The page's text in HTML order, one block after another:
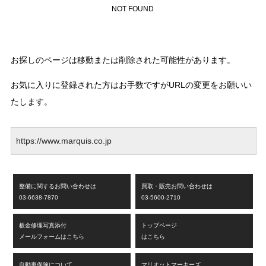
NOT FOUND
お探しのページは移動または削除された可能性があります。
お気に入りに登録された方はお手数ですがURLの変更をお願いい
たします。
https://www.marquis.co.jp
整備に関するお問い合わせは
03-6638-7870
買取・販売お問い合わせは
03-5600-2710
板金修理写真添付
メールフォームはこちら
トップページ
はこちら